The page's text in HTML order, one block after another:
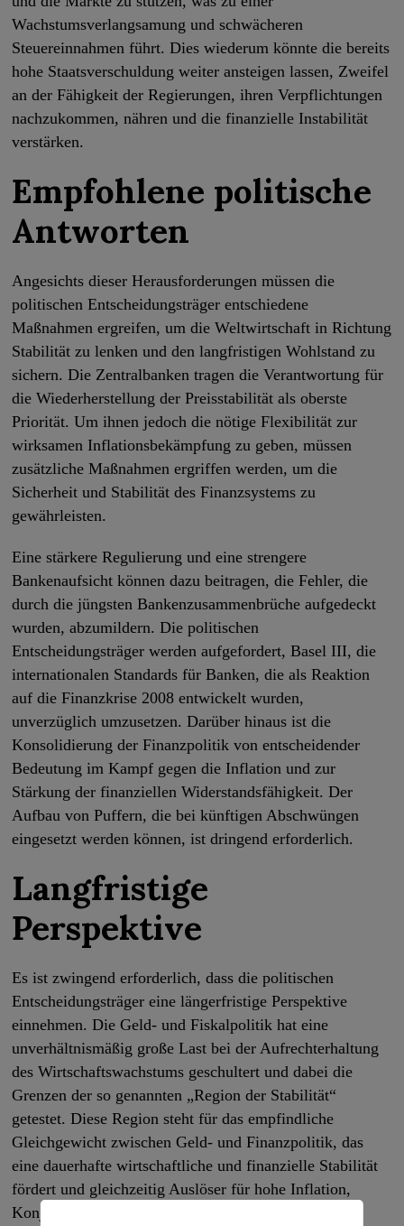
Wachstumsverlangsamung und schwächeren
Steuereinnahmen führt. Dies wiederum könnte die bereits
hohe Staatsverschuldung weiter ansteigen lassen, Zweifel
an der Fähigkeit der Regierungen, ihren Verpflichtungen
nachzukommen, nähren und die finanzielle Instabilität
verstärken.
Empfohlene politische
Antworten
Angesichts dieser Herausforderungen müssen die
politischen Entscheidungsträger entschiedene
Maßnahmen ergreifen, um die Weltwirtschaft in Richtung
Stabilität zu lenken und den langfristigen Wohlstand zu
sichern. Die Zentralbanken tragen die Verantwortung für
die Wiederherstellung der Preisstabilität als oberste
Priorität. Um ihnen jedoch die nötige Flexibilität zur
wirksamen Inflationsbekämpfung zu geben, müssen
zusätzliche Maßnahmen ergriffen werden, um die
Sicherheit und Stabilität des Finanzsystems zu
gewährleisten.
Eine stärkere Regulierung und eine strengere
Bankenaufsicht können dazu beitragen, die Fehler, die
durch die jüngsten Bankenzusammenbrüche aufgedeckt
wurden, abzumildern. Die politischen
Entscheidungsträger werden aufgefordert, Basel III, die
internationalen Standards für Banken, die als Reaktion
auf die Finanzkrise 2008 entwickelt wurden,
unverzüglich umzusetzen. Darüber hinaus ist die
Konsolidierung der Finanzpolitik von entscheidender
Bedeutung im Kampf gegen die Inflation und zur
Stärkung der finanziellen Widerstandsfähigkeit. Der
Aufbau von Puffern, die bei künftigen Abschwüngen
eingesetzt werden können, ist dringend erforderlich.
Langfristige
Perspektive
Es ist zwingend erforderlich, dass die politischen
Entscheidungsträger eine längerfristige Perspektive
einnehmen. Die Geld- und Fiskalpolitik hat eine
unverhältnismäßig große Last bei der Aufrechterhaltung
des Wirtschaftswachstums geschultert und dabei die
Grenzen der so genannten „Region der Stabilität“
getestet. Diese Region steht für das empfindliche
Gleichgewicht zwischen Geld- und Finanzpolitik, das
eine dauerhafte wirtschaftliche und finanzielle Stabilität
fördert und gleichzeitig Auslöser für hohe Inflation,
Konjunktureinbrüche und Krisen vermeidet. Da die